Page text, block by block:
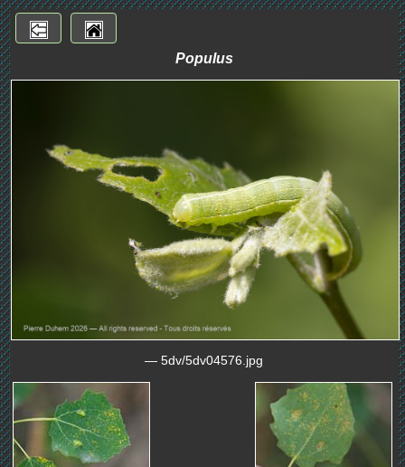
Populus
— 5dv/5dv04576.jpg